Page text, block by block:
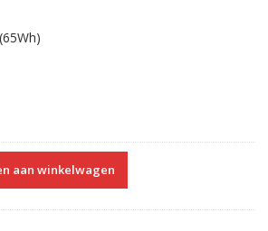
aan winkelwagen